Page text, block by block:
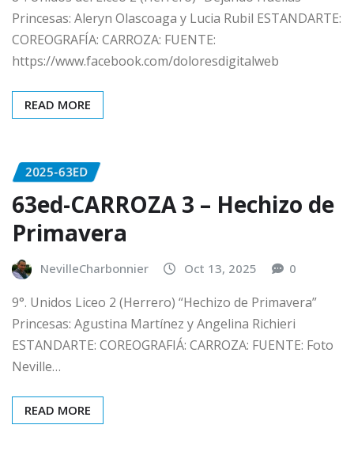
Princesas: Aleryn Olascoaga y Lucia Rubil ESTANDARTE:
COREOGRAFÍA: CARROZA: FUENTE:
https://www.facebook.com/doloresdigitalweb
READ MORE
2025-63ED
63ed-CARROZA 3 – Hechizo de
Primavera
NevilleCharbonnier Oct 13, 2025 0
9°. Unidos Liceo 2 (Herrero) “Hechizo de Primavera”
Princesas: Agustina Martínez y Angelina Richieri
ESTANDARTE: COREOGRAFIÁ: CARROZA: FUENTE: Foto
Neville…
READ MORE